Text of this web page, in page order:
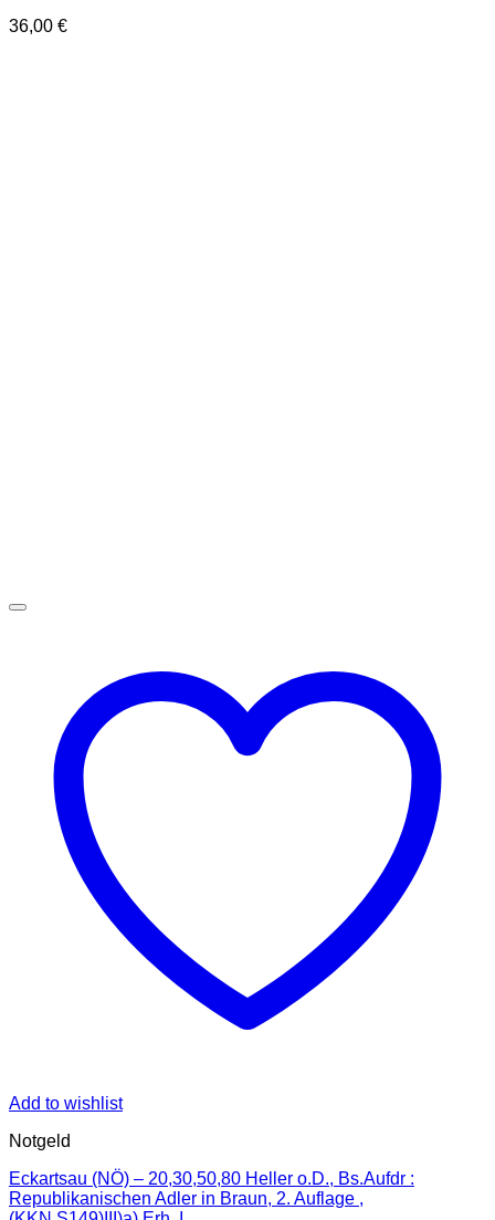
36,00 €
Add to wishlist
Notgeld
Eckartsau (NÖ) – 20,30,50,80 Heller o.D., Bs.Aufdr :
Republikanischen Adler in Braun, 2. Auflage ,